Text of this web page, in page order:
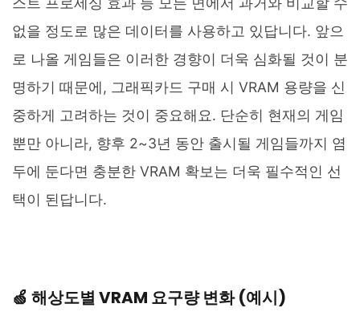
없을 정도로 많은 데이터를 사용하고 있답니다. 앞으
로 나올 게임들은 이러한 경향이 더욱 심화될 것이 분
명하기 때문에, 그래픽카드 구매 시 VRAM 용량을 신
중하게 고려하는 것이 중요해요. 단순히 현재의 게임
뿐만 아니라, 향후 2~3년 동안 출시될 게임들까지 염
두에 둔다면 충분한 VRAM 확보는 더욱 필수적인 선
택이 된답니다.
🍏 해상도별 VRAM 요구량 변화 (예시)